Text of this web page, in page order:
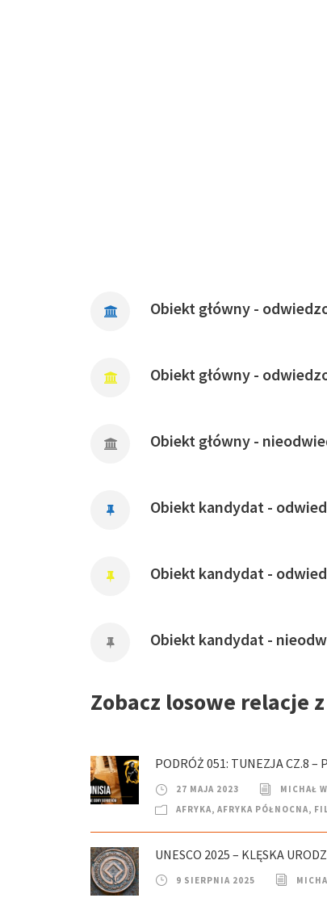
Obiekt główny -
Obiekt główny -
Obiekt główny -
Obiekt kandydat -
Obiekt kandydat -
Obiekt kandydat -
Zobacz losowe relacje
PODRÓŻ 051: TUNEZJA CZ.8 –
27 MAJA 2023
MICHAŁ
AFRYKA, AFRYKA PÓŁNOCNA,
UNESCO 2025 – KLĘSKA
9 SIERPNIA 2025